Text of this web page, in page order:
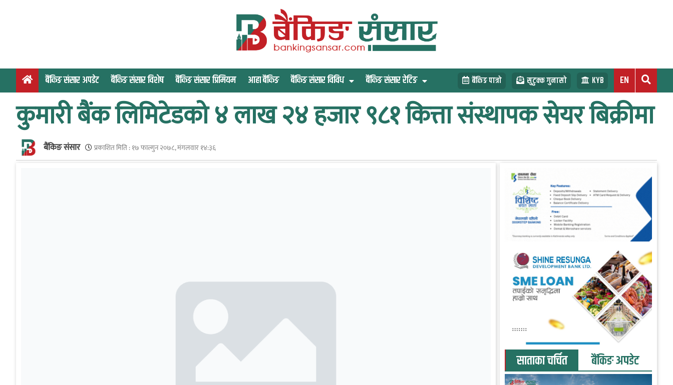
o
बैंकिङ संसार अपडेट बैंकिङ संसार विशेष बैंकिङ संसार प्रिमियम आहा बैंकिङ बैंकिङ संसार विविध बैंकिङ संसार रेटिङ बैंकिङ पात्रो सुटुक्क गुनासो KYB EN
कुमारी बैंक लिमिटेडको ४ लाख २४ हजार ९८१ कित्ता संस्थापक सेयर बिक्रीमा
बैंकिङ संसार प्रकाशित मिति :१७ फाल्गुन २०७८, मंगलवार १४:३६
साताका चर्चित बैंकिङ अपडेट